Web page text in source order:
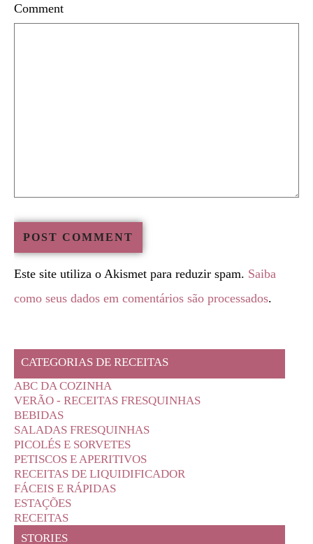
Comment
Este site utiliza o Akismet para reduzir spam. Saiba
como seus dados em comentários são processados.
CATEGORIAS DE RECEITAS
ABC DA COZINHA
VERÃO - RECEITAS FRESQUINHAS
BEBIDAS
SALADAS FRESQUINHAS
PICOLÉS E SORVETES
PETISCOS E APERITIVOS
RECEITAS DE LIQUIDIFICADOR
FÁCEIS E RÁPIDAS
ESTAÇÕES
RECEITAS
STORIES